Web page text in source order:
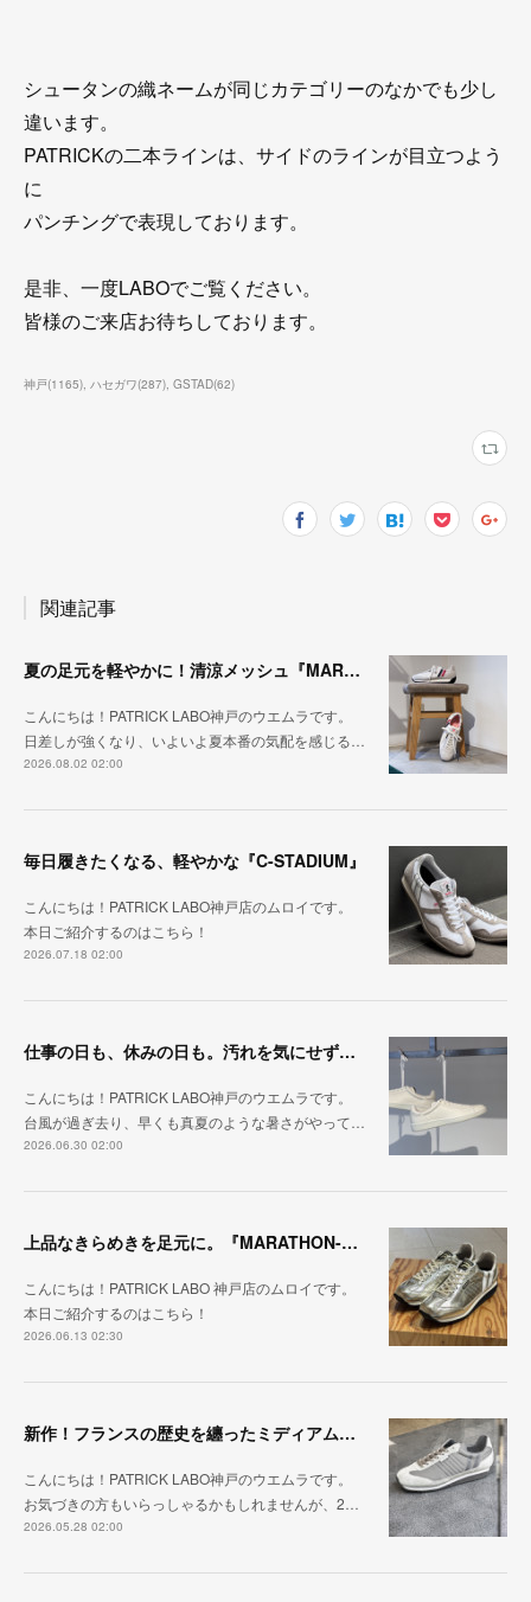
シュータンの織ネームが同じカテゴリーのなかでも少し
違います。
PATRICKの二本ラインは、サイドのラインが目立つよう
に
パンチングで表現しております。
是非、一度LABOでご覧ください。
皆様のご来店お待ちしております。
神戸(1165) ハセガワ(287) GSTAD(62)
関連記事
夏の足元を軽やかに！清涼メッシュ『MARATHON-ME2』
こんにちは！PATRICK LABO神戸のウエムラです。
日差しが強くなり、いよいよ夏本番の気配を感じる…
2026.08.02 02:00
毎日履きたくなる、軽やかな『C-STADIUM』
こんにちは！PATRICK LABO神戸店のムロイです。
本日ご紹介するのはこちら！
2026.07.18 02:00
仕事の日も、休みの日も。汚れを気にせず毎日履ける『PUNCH-WP_WHT』
こんにちは！PATRICK LABO神戸のウエムラです。
台風が過ぎ去り、早くも真夏のような暑さがやって…
2026.06.30 02:00
上品なきらめきを足元に。『MARATHON-HAKU』
こんにちは！PATRICK LABO 神戸店のムロイです。
本日ご紹介するのはこちら！
2026.06.13 02:30
新作！フランスの歴史を纏ったミディアムグレー「MARATHON_CASTLE」
こんにちは！PATRICK LABO神戸のウエムラです。
お気づきの方もいらっしゃるかもしれませんが、2…
2026.05.28 02:00